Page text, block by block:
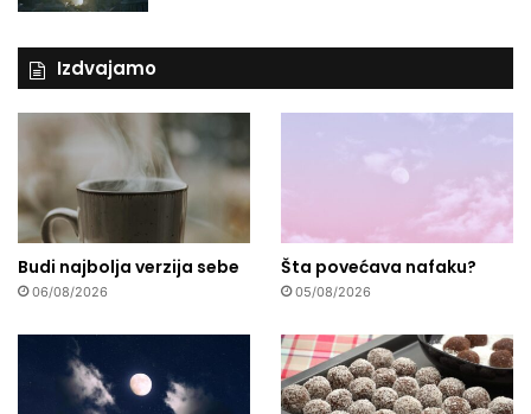
Izdvajamo
Budi najbolja verzija sebe
06/08/2026
Šta povećava nafaku?
05/08/2026